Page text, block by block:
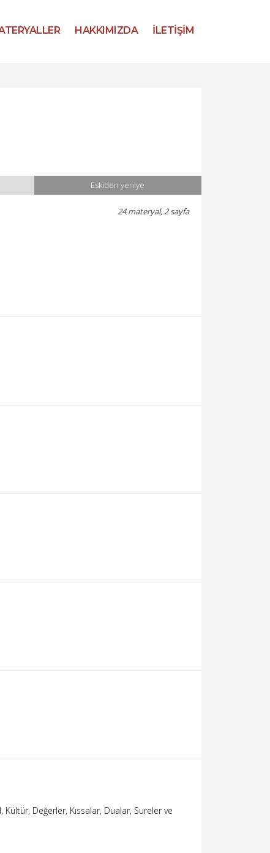
HAKKIMIZDA İLETİŞİM
Eskiden yeniye
24 materyal, 2 sayfa
Değerler, Kıssalar, Dualar, Sureler ve